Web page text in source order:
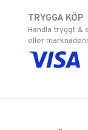
TRYGGA KÖP
Handla tryggt &
eller